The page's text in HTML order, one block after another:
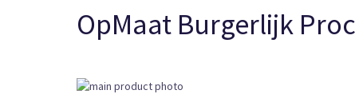
OpMaat Burgerlijk
Ga